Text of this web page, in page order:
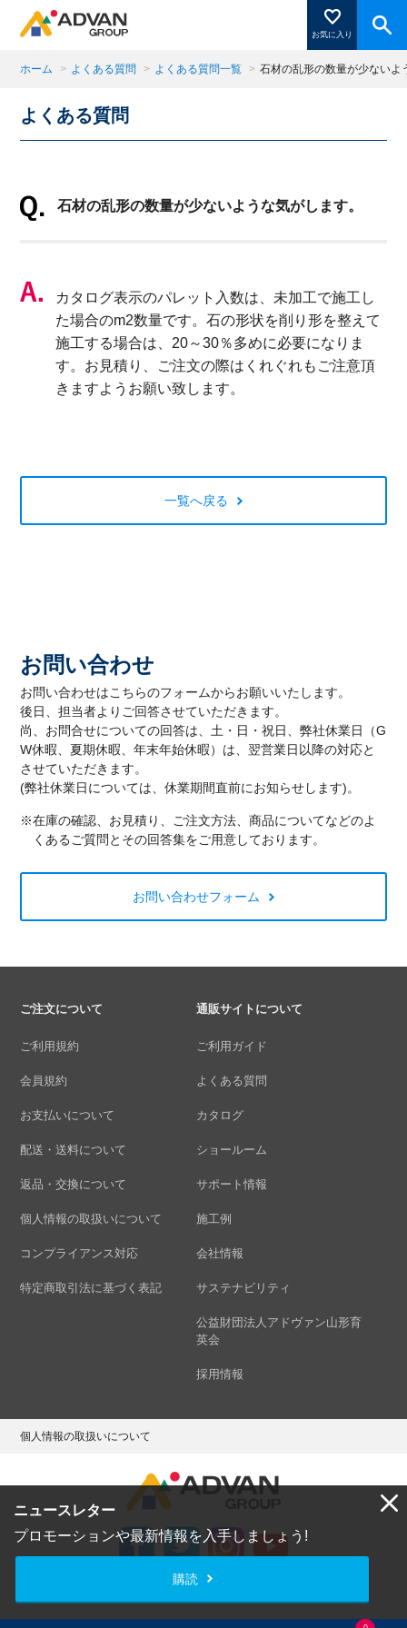
お気に入り
商品ページにある「お気に入り登録」を押すと登録した
商品がここに表示されます。
ニュースレター
プロモーションや最新情報を入手しましょう!
購読
ホーム > よくある質問 > よくある質問一覧 > 石材の乱形の数量が少ないよ
よくある質問
石材の乱形の数量が少ないような気がします。
カタログ表示のパレット入数は、未加工で施工し
た場合のm2数量です。石の形状を削り形を整えて
施工する場合は、20～30％多めに必要になりま
す。お見積り、ご注文の際はくれぐれもご注意頂
きますようお願い致します。
一覧へ戻る
お問い合わせ
お問い合わせはこちらのフォームからお願いいたします。
後日、担当者よりご回答させていただきます。
尚、お問合せについての回答は、土・日・祝日、弊社休業日（G
W休暇、夏期休暇、年末年始休暇）は、翌営業日以降の対応と
させていただきます。
(弊社休業日については、休業期間直前にお知らせします)。
※在庫の確認、お見積り、ご注文方法、商品についてなどのよ
くあるご質問とその回答集をご用意しております。
お問い合わせフォーム
ご注文について
ご利用規約
会員規約
お支払いについて
配送・送料について
返品・交換について
個人情報の取扱いについて
コンプライアンス対応
特定商取引法に基づく表記
通販サイトについて
ご利用ガイド
よくある質問
カタログ
ショールーム
サポート情報
施工例
会社情報
サステナビリティ
公益財団法人アドヴァン山形育
英会
採用情報
個人情報の取扱いについて